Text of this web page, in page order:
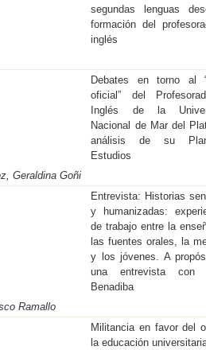
segundas lenguas
formación del
inglés
Debates en torno al
oficial” del
Inglés de la
Nacional de Mar del
análisis de su
Estudios
Geraldina Goñi
Entrevista: Historias
y humanizadas:
de trabajo entre la
las fuentes orales, la
y los jóvenes. A
una entrevista con
Benadiba
Ramallo
Militancia en favor del
la educación